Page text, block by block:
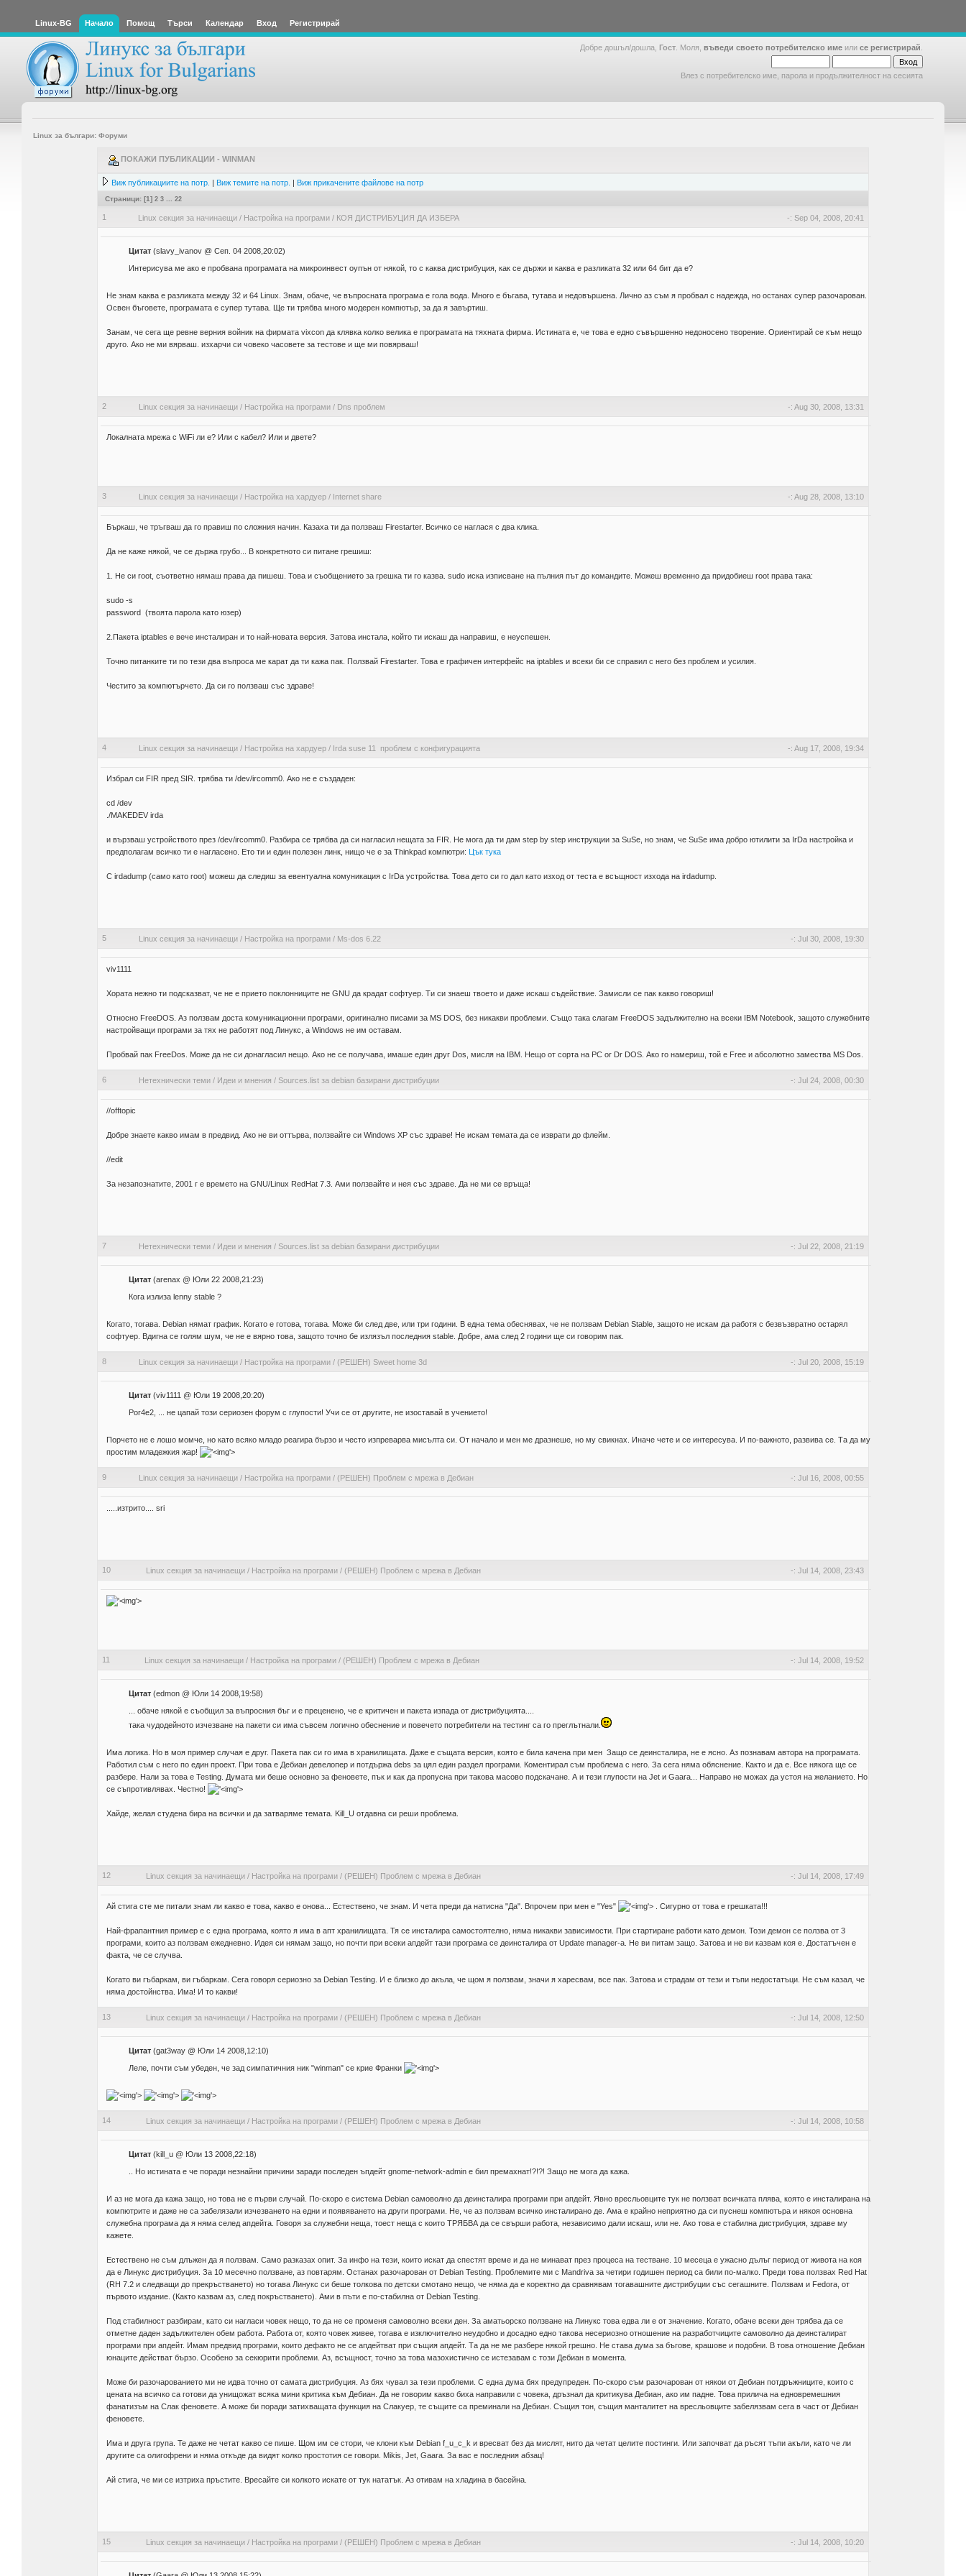
Linux-BG Начало Помощ Търси Календар Вход Регистрирай
Добре дошъл/дошла, Гост . Моля, въведи своето потребителско име или се регистрирай
Влез с потребителско име, парола и продължителност на сесията
Linux за българи: Форуми
ПОКАЖИ ПУБЛИКАЦИИ - WINMAN
Виж публикациите на потр. | Виж темите на потр. | Виж прикачените файлове на потр
Страници: [1] 2 3 22
1 Linux секция за начинаещи / Настройка на програми / КОЯ ДИСТРИБУЦИЯ ДА ИЗБЕРА -: Sep 04, 2008, 20:41
Цитат (slavy_ivanov @ Сеп. 04 2008,20:02)
Интерисува ме ако е пробвана програмата на микроинвест оупън от някой, то с каква дистрибуция, как се държи и каква е разликата 32 или 64 бит да е?
Не знам каква е разликата между 32 и 64 Linux. Знам, обаче, че въпросната програма е гола вода. Много е бъгава, тутава и недовършена. Лично аз съм я пробвал с надежда, но останах супер разочарован.
Освен бъговете, програмата е супер тутава. Ще ти трябва много модерен компютър, за да я завъртиш.
Занам, че сега ще ревне верния войник на фирмата vixcon да клявка колко велика е програмата на тяхната фирма. Истината е, че това е едно съвършенно недоносено творение. Ориентирай се към нещо
друго. Ако не ми вярваш. изхарчи си човеко часовете за тестове и ще ми повярваш!
2 Linux секция за начинаещи / Настройка на програми / Dns проблем -: Aug 30, 2008, 13:31
Локалната мрежа с WiFi ли е? Или с кабел? Или и двете?
3 Linux секция за начинаещи / Настройка на хардуер / Internet share -: Aug 28, 2008, 13:10
Бъркаш, че тръгваш да го правиш по сложния начин. Казаха ти да ползваш Firestarter. Всичко се наглася с два клика.
Да не каже някой, че се държа грубо... В конкретното си питане грешиш:
1. Не си root, съответно нямаш права да пишеш. Това и съобщението за грешка ти го казва. sudo иска изписване на пълния път до командите. Можеш временно да придобиеш root права така:
sudo -s
password (твоята парола като юзер)
2.Пакета iptables е вече инсталиран и то най-новата версия. Затова инстала, който ти искаш да направиш, е неуспешен.
Точно питанките ти по тези два въпроса ме карат да ти кажа пак. Ползвай Firestarter. Това е графичен интерфейс на iptables и всеки би се справил с него без проблем и усилия.
Честито за компютърчето. Да си го ползваш със здраве!
4 Linux секция за начинаещи / Настройка на хардуер / Irda suse 11 проблем с конфигурацията -: Aug 17, 2008, 19:34
Избрал си FIR пред SIR. трябва ти /dev/ircomm0. Ако не е създаден:
cd /dev
./MAKEDEV irda
и вързваш устройството през /dev/ircomm0. Разбира се трябва да си нагласил нещата за FIR. Не мога да ти дам step by step инструкции за SuSe, но знам, че SuSe има добро ютилити за IrDa настройка и
предполагам всичко ти е нагласено. Ето ти и един полезен линк, нищо че е за Thinkpad компютри:
Цък тука
С irdadump (само като root) можеш да следиш за евентуална комуникация с IrDa устройства. Това дето си го дал като изход от теста е всъщност изхода на irdadump.
5 Linux секция за начинаещи / Настройка на програми / Ms-dos 6.22 -: Jul 30, 2008, 19:30
viv1111
Хората нежно ти подсказват, че не е прието поклонниците не GNU да крадат софтуер. Ти си знаеш твоето и даже искаш съдействие. Замисли се пак какво говориш!
Относно FreeDOS. Аз ползвам доста комуникационни програми, оригинално писами за MS DOS, без никакви проблеми. Също така слагам FreeDOS задължително на всеки IBM Notebook, защото служебните
настройващи програми за тях не работят под Линукс, а Windows не им оставам.
Пробвай пак FreeDos. Може да не си донагласил нещо. Ако не се получава, имаше един друг Dos, мисля на IBM. Нещо от сорта на PC or Dr DOS. Ако го намериш, той е Free и абсолютно замества MS Dos.
6 Нетехнически теми / Идеи и мнения / Sources.list за debian базирани дистрибуции -: Jul 24, 2008, 00:30
//offtopic
Добре знаете какво имам в предвид. Ако не ви оттърва, ползвайте си Windows XP със здраве! Не искам темата да се изврати до флейм.
//edit
За незапознатите, 2001 г е времето на GNU/Linux RedHat 7.3. Ами ползвайте и нея със здраве. Да не ми се връща!
7 Нетехнически теми / Идеи и мнения / Sources.list за debian базирани дистрибуции -: Jul 22, 2008, 21:19
Цитат (arenax @ Юли 22 2008,21:23)
Кога излиза lenny stable ?
Когато, тогава. Debian нямат график. Когато е готова, тогава. Може би след две, или три години. В една тема обеснявах, че не ползвам Debian Stable, защото не искам да работя с безвъзвратно остарял
софтуер. Вдигна се голям шум, че не е вярно това, защото точно бе излязъл последния stable. Добре, ама след 2 години ще си говорим пак.
8 Linux секция за начинаещи / Настройка на програми / (РЕШЕН) Sweet home 3d -: Jul 20, 2008, 15:19
Цитат (viv1111 @ Юли 19 2008,20:20)
Por4e2, ... не цапай този сериозен форум с глупости! Учи се от другите, не изоставай в учението!
Порчето не е лошо момче, но като всяко младо реагира бързо и често изпреварва мисълта си. От начало и мен ме дразнеше, но му свикнах. Иначе чете и се интересува. И по-важното, развива се. Та да му
простим младежкия жар!
'>
9 Linux секция за начинаещи / Настройка на програми / (РЕШЕН) Проблем с мрежа в Дебиан -: Jul 16, 2008, 00:55
.....изтрито.... sri
10 Linux секция за начинаещи / Настройка на програми / (РЕШЕН) Проблем с мрежа в Дебиан -: Jul 14, 2008, 23:43
'>
11 Linux секция за начинаещи / Настройка на програми / (РЕШЕН) Проблем с мрежа в Дебиан -: Jul 14, 2008, 19:52
Цитат (edmon @ Юли 14 2008,19:58)
... обаче някой е съобщил за въпросния бъг и е преценено, че е критичен и пакета изпада от дистрибуцията....
така чудодейното изчезване на пакети си има съвсем логично обеснение и повечето потребители на тестинг са го преглътнали.
Има логика. Но в моя пример случая е друг. Пакета пак си го има в хранилищата. Даже е същата версия, която е била качена при мен Защо се деинсталира, не е ясно. Аз познавам автора на програмата.
Работил съм с него по един проект. При това е Дебиан девелопер и потдържа debs за цял един раздел програми. Коментирал съм проблема с него. За сега няма обяснение. Както и да е. Все някога ще се
разбере. Нали за това е Testing. Думата ми беше основно за феновете, пък и как да пропусна при такова масово подскачане. А и тези глупости на Jet и Gaara... Направо не можах да устоя на желанието. Но
се съпротивлявах. Честно!
'>
Хайде, желая студена бира на всички и да затваряме темата. Kill_U отдавна си реши проблема.
12 Linux секция за начинаещи / Настройка на програми / (РЕШЕН) Проблем с мрежа в Дебиан -: Jul 14, 2008, 17:49
Ай стига сте ме питали знам ли какво е това, какво е онова... Естествено, че знам. И чета преди да натисна "Да". Впрочем при мен е "Yes" '> . Сигурно от това е грешката!!!
Най-фрапантния пример е с една програма, която я има в апт хранилищата. Тя се инсталира самостоятелно, няма никакви зависимости. При стартиране работи като демон. Този демон се ползва от 3
програми, които аз ползвам ежедневно. Идея си нямам защо, но почти при всеки апдейт тази програма се деинсталира от Update manager-a. Не ви питам защо. Затова и не ви казвам коя е. Достатъчен е
факта, че се случва.
Когато ви гъбаркам, ви гъбаркам. Сега говоря сериозно за Debian Testing. И е близко до акъла, че щом я ползвам, значи я харесвам, все пак. Затова и страдам от тези и тъпи недостатъци. Не съм казал, че
няма достойнства. Има! И то какви!
13 Linux секция за начинаещи / Настройка на програми / (РЕШЕН) Проблем с мрежа в Дебиан -: Jul 14, 2008, 12:50
Цитат (gat3way @ Юли 14 2008,12:10)
Леле, почти съм убеден, че зад симпатичния ник "winman" се крие Франки
'>
'> '> '>
14 Linux секция за начинаещи / Настройка на програми / (РЕШЕН) Проблем с мрежа в Дебиан -: Jul 14, 2008, 10:58
Цитат (kill_u @ Юли 13 2008,22:18)
.. Но истината е че поради незнайни причини заради последен ъпдейт gnome-network-admin е бил премахнат!?!?! Защо не мога да кажа.
И аз не мога да кажа защо, но това не е първи случай. По-скоро е система Debian самоволно да деинсталира програми при апдейт. Явно вресльовците тук не ползват всичката плява, която е инсталирана на
компютрите и даже не са забелязали изчезването на едни и появяването на други програми. Не, че аз ползвам всичко инсталирано де. Ама е крайно неприятно да си пуснеш компютъра и някоя основна
служебна програма да я няма селед апдейта. Говоря за служебни неща, тоест неща с които ТРЯБВА да се свърши работа, независимо дали искаш, или не. Ако това е стабилна дистрибуция, здраве му
кажете.
Естествено не съм длъжен да я ползвам. Само разказах опит. За инфо на тези, които искат да спестят време и да не минават през процеса на тестване. 10 месеца е ужасно дълъг период от живота на коя
да е Линукс дистрибуция. За 10 месечно ползване, аз повтарям. Останах разочарован от Debian Testing. Проблемите ми с Mandriva за четири годишен период са били по-малко. Преди това ползвах Red Hat
(RH 7.2 и следващи до прекръстването) но тогава Линукс си беше толкова по детски смотано нещо, че няма да е коректно да сравнявам тогавашните дистрибуции със сегашните. Ползвам и Fedora, от
първото издание. (Както казвам аз, след покръстването). Ами в пъти е по-стабилна от Debian Testing.
Под стабилност разбирам, като си нагласи човек нещо, то да не се променя самоволно всеки ден. За аматьорско ползване на Линукс това едва ли е от значение. Когато, обаче всеки ден трябва да се
отметне даден задължителен обем работа. Работа от, която човек живее, тогава е изключително неудобно и досадно едно такова несериозно отношение на разработчиците самоволно да деинсталират
програми при апдейт. Имам предвид програми, които дефакто не се апдейтват при същия апдейт. Та да не ме разбере някой грешно. Не става дума за бъгове, крашове и подобни. В това отношение Дебиан
юнаците действат бързо. Особено за секюрити проблеми. Аз, всъщност, точно за това мазохистично се истезавам с този Дебиан в момента.
Може би разочарованието ми не идва точно от самата дистрибуция. Аз бях чувал за тези проблеми. С една дума бях предупреден. По-скоро съм разочарован от някои от Дебиан потдръжниците, които с
цената на всичко са готови да унищожат всяка мини критика към Дебиан. Да не говорим какво биха направили с човека, дръзнал да критикува Дебиан, ако им падне. Това прилича на едновремешния
фанатизъм на Слак феновете. А може би поради затихващата функция на Слакуер, те същите са преминали на Дебиан. Същия тон, същия манталитет на вресльовците забелязвам сега в част от Дебиан
феновете.
Има и друга група. Те даже не четат какво се пише. Щом им се стори, че клони към Debian f_u_c_k и вресват без да мислят, нито да четат целите постинги. Или започват да ръсят тъпи акъли, като че ли
другите са олигофрени и няма откъде да видят колко простотия се говори. Mikis, Jet, Gaara. За вас е последния абзац!
Ай стига, че ми се изтриха пръстите. Вресайте си колкото искате от тук нататък. Аз отивам на хладина в басейна.
15 Linux секция за начинаещи / Настройка на програми / (РЕШЕН) Проблем с мрежа в Дебиан -: Jul 14, 2008, 10:20